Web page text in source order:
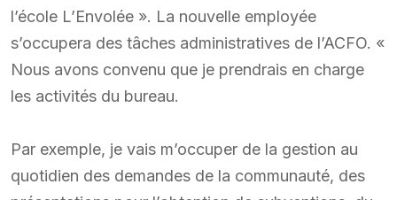
l’école L’Envolée ». La nouvelle employée
s’occupera des tâches administratives de l’ACFO. «
Nous avons convenu que je prendrais en charge
les activités du bureau.
Par exemple, je vais m’occuper de la gestion au
quotidien des demandes de la communauté, des